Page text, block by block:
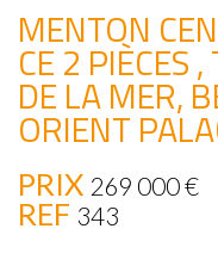
MENTON
CE 2 PIÈCES
DE LA MER,
ORIENT
PRIX 269 000€
REF 343